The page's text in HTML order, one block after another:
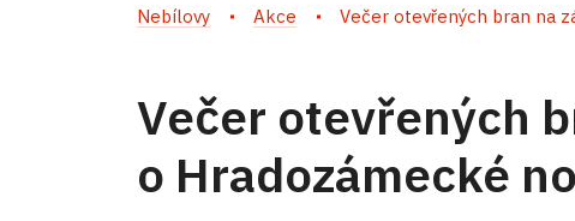
Nebílovy Akce Večer otevřených bran na
Večer otevřených
o Hradozámecké